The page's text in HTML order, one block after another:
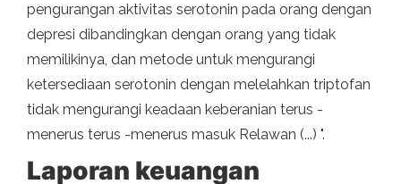
pengurangan aktivitas serotonin pada orang dengan
depresi dibandingkan dengan orang yang tidak
memilikinya, dan metode untuk mengurangi
ketersediaan serotonin dengan melelahkan triptofan
tidak mengurangi keadaan keberanian terus -
menerus terus -menerus masuk Relawan (...) ".
Laporan keuangan